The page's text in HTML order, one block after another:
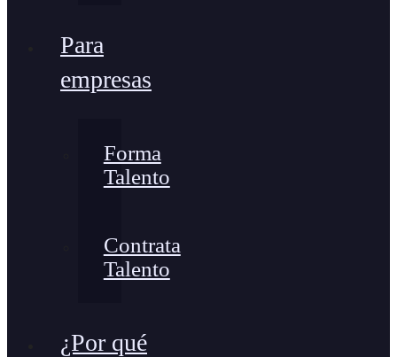
Para
empresas
Forma
Talento
Contrata
Talento
¿Por qué